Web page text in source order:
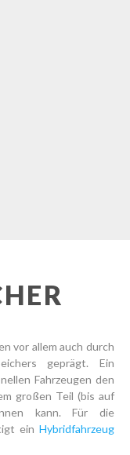
vor allem auch durch
geprägt. Ein
Fahrzeugen den
großen Teil (bis auf
kann. Für die
ein Hybridfahrzeug